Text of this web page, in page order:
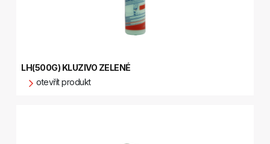
LH(500G) KLUZIVO ZELENÉ
otevřít produkt